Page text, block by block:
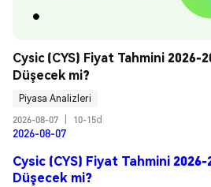
Cysic (CYS) Fiyat Tahmini 2026-
Düşecek mi?
Piyasa Analizleri
2026-08-07
10-15d
2026-08-07
Cysic (CYS) Fiyat Tahmini
Düşecek mi?